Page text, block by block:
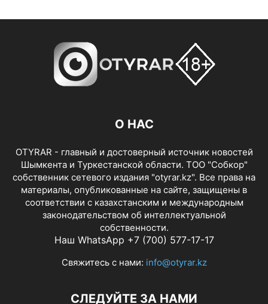
О НАС
OTYRAR - главный и достоверный источник новостей
Шымкента и Туркестанской области. ТОО "Собкор"
собственник сетевого издания "otyrar.kz". Все права на
материалы, опубликованные на сайте, защищены в
соответствии с казахстанским и международным
законодательством об интеллектуальной
собственности.
Наш WhatsApp +7 (700) 577-17-17
Свяжитесь с нами: info@otyrar.kz
СЛЕДУЙТЕ ЗА НАМИ